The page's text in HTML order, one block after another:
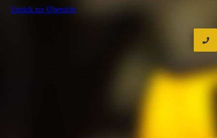
Zurück zur Übersicht